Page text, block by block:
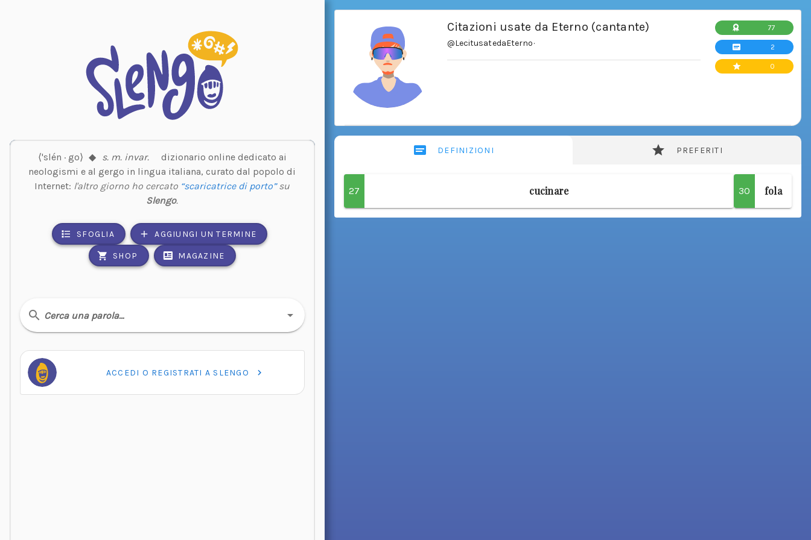
⟨'slén · go⟩ ◆ s. m. invar.
dizionario online dedicato ai
neologismi e al gergo in lingua italiana, curato dal popolo di
Internet: l'altro giorno ho cercato “scaricatrice di porto”su
Slengo.
SFOGLIA AGGIUNGI UN TERMINE
SHOP MAGAZINE
Cerca una parola…
ACCEDI O REGISTRATI A SLENGO
Citazioni usate da Eterno (cantante)
@LecitusatedaEterno·
77
2
0
DEFINIZIONI PREFERITI
27 cucinare 30 fola